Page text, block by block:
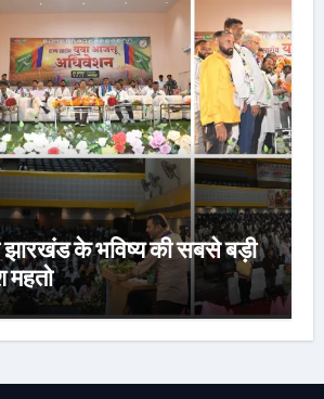
झारखंड के भविष्य की सबसे बड़ी